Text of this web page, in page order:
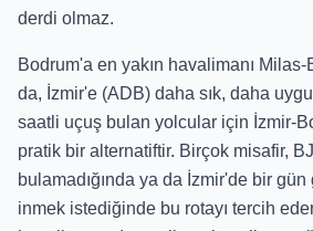
derdi olmaz.
Bodrum'a en yakın havalimanı
da, İzmir'e (ADB) daha sık, daha
saatli uçuş bulan yolcular için İzmir-
pratik bir alternatiftir. Birçok misafir,
bulamadığında ya da İzmir'de bir
inmek istediğinde bu rotayı tercih